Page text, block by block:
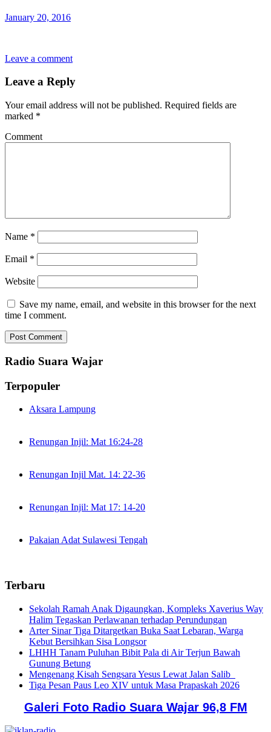
January 20, 2016
Leave a comment
Leave a Reply
Your email address will not be published. Required fields are
marked *
Comment
Name *
Email *
Website
Save my name, email, and website in this browser for the next
time I comment.
Radio Suara Wajar
Terpopuler
Aksara Lampung
Renungan Injil: Mat 16:24-28
Renungan Injil Mat. 14: 22-36
Renungan Injil: Mat 17: 14-20
Pakaian Adat Sulawesi Tengah
Terbaru
Sekolah Ramah Anak Digaungkan, Kompleks Xaverius Way
Halim Tegaskan Perlawanan terhadap Perundungan
Arter Sinar Tiga Ditargetkan Buka Saat Lebaran, Warga
Kebut Bersihkan Sisa Longsor
LHHH Tanam Puluhan Bibit Pala di Air Terjun Bawah
Gunung Betung
Mengenang Kisah Sengsara Yesus Lewat Jalan Salib
Tiga Pesan Paus Leo XIV untuk Masa Prapaskah 2026
Galeri Foto Radio Suara Wajar 96,8 FM